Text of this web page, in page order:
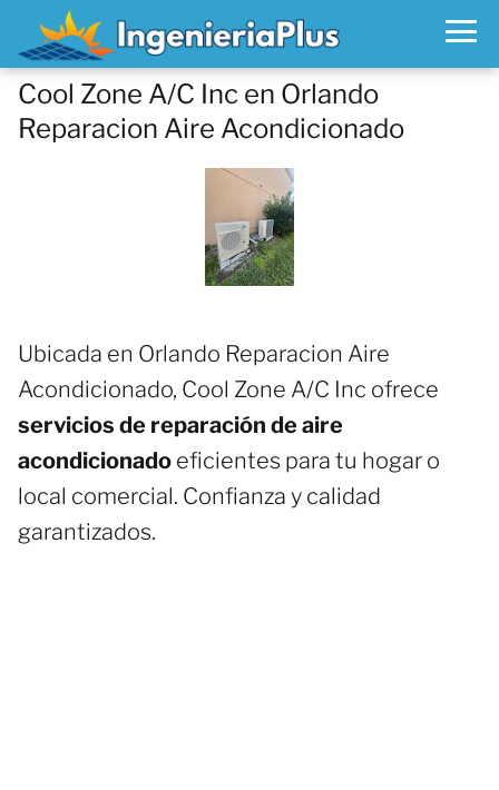
Cool Zone A/C Inc en Orlando
Reparacion Aire Acondicionado
Ubicada en Orlando Reparacion Aire
Acondicionado, Cool Zone A/C Inc ofrece
servicios de reparación de aire
acondicionado eficientes para tu hogar o
local comercial. Confianza y calidad
garantizados.